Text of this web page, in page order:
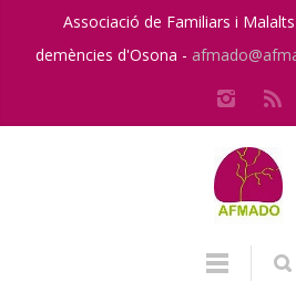
Associació de Familiars i
demències d'Osona -